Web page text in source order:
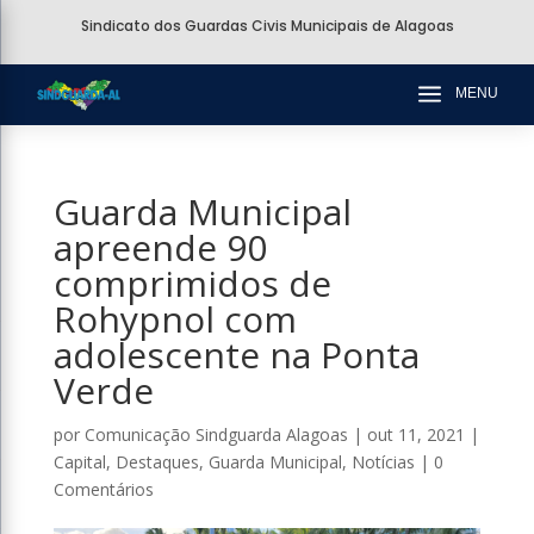
Sindicato dos Guardas Civis Municipais de Alagoas
a MENU
Guarda Municipal
apreende 90
comprimidos de
Rohypnol com
adolescente na Ponta
Verde
por Comunicação Sindguarda Alagoas | out 11, 2021 |
Capital, Destaques, Guarda Municipal, Notícias | 0
Comentários